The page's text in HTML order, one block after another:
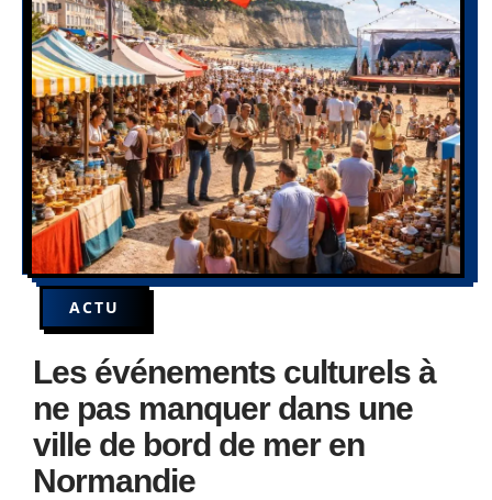
ACTU
Les événements culturels à
ne pas manquer dans une
ville de bord de mer en
Normandie